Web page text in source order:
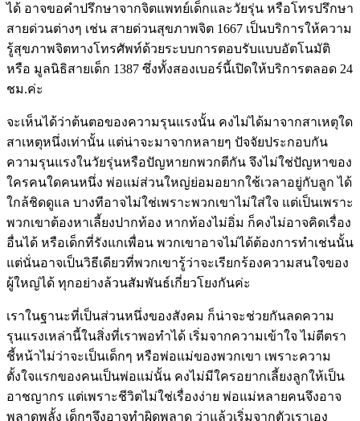
ได้ อาจขอคำปรึกษาจากจิตแพทย์เด็กและวัยรุ่น หรือโทรปรึกษา
สายด่วนต่างๆ เช่น สายด่วนสุขภาพจิต 1667 เป็นบริการให้ความ
รู้สุขภาพจิตทางโทรศัพท์ด้วยระบบการตอบรับแบบอัตโนมัติ
หรือ มูลนิธิสายเด็ก 1387 ซึ่งทั้งสองเบอร์นี้เปิดให้บริการตลอด 24
ชม.ค่ะ
จะเห็นได้ว่าต้นตอของความรุนแรงนั้น คงไม่ได้มาจากสาเหตุใด
สาเหตุหนึ่งเท่านั้น แต่น่าจะมาจากหลายๆ ปัจจัยประกอบกัน
ความรุนแรงในวัยรุ่นหรือปัญหายกพวกตีกัน จึงไม่ใช่ปัญหาของ
ใครคนใดคนหนึ่ง พ่อแม่ส่วนใหญ่ย่อมอยากใช้เวลาอยู่กับลูก ได้
ใกล้ชิดดูแล บางทีอาจไม่ใช่เพราะพวกเขาไม่ใส่ใจ แต่เป็นเพราะ
พวกเขาต้องหาเลี้ยงปากท้อง หากท้องไม่อิ่ม ก็คงไม่อาจคิดเรื่อง
อื่นได้ หรือเด็กที่รังแกเพื่อน พวกเขาอาจไม่ได้ต้องการทำเช่นนั้น
แต่นั่นอาจเป็นวิธีเดียวที่พวกเขารู้ว่าจะเรียกร้องความสนใจของ
ผู้ใหญ่ได้ ทุกอย่างล้วนสัมพันธ์เกี่ยวโยงกันค่ะ
เราในฐานะที่เป็นส่วนหนึ่งของสังคม ก็น่าจะช่วยกันลดความ
รุนแรงเหล่านี้ในสิ่งที่เราพอทำได้ เริ่มจากความเข้าใจ ไม่ตีตรา
ชี้หน้าไม่ว่าจะเป็นเด็กๆ หรือพ่อแม่ของพวกเขา เพราะความ
ตั้งใจแรกของคนเป็นพ่อแม่นั้น คงไม่มีใครอยากเลี้ยงลูกให้เป็น
อาชญากร แต่เพราะชีวิตไม่ใช่เรื่องง่าย พ่อแม่หลายคนจึงอาจ
พลาดพลั้ง เด็กๆจึงอาจทำผิดพลาด ว่าแล้วเริ่มจากตัวเราเอง